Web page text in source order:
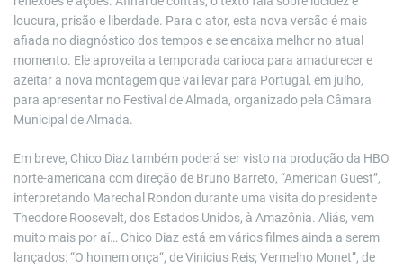
loucura, prisão e liberdade. Para o ator, esta nova versão é mais
afiada no diagnóstico dos tempos e se encaixa melhor no atual
momento. Ele aproveita a temporada carioca para amadurecer e
azeitar a nova montagem que vai levar para Portugal, em julho,
para apresentar no Festival de Almada, organizado pela Câmara
Municipal de Almada.
Em breve, Chico Diaz também poderá ser visto na produção da HBO
norte-americana com direção de Bruno Barreto, “American Guest”,
interpretando Marechal Rondon durante uma visita do presidente
Theodore Roosevelt, dos Estados Unidos, à Amazônia. Aliás, vem
muito mais por aí… Chico Diaz está em vários filmes ainda a serem
lançados: “O homem onça“, de Vinicius Reis; Vermelho Monet”, de